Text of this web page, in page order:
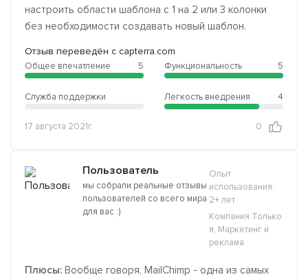
настроить области шаблона с 1 на 2 или 3 колонки
без необходимости создавать новый шаблон.
Отзыв переведён с capterra.com
Общее впечатление 5
Служба поддержки
Функциональность 5
Легкость внедрения 4
17 августа 2021г. 0
Пользователь
мы собрали реальные отзывы
пользователей со всего мира
для вас :)
Опыт
использования:
2+ лет
Компания Только
я, Маркетинг и
реклама
Плюсы: Вообще говоря, MailChimp - одна из самых